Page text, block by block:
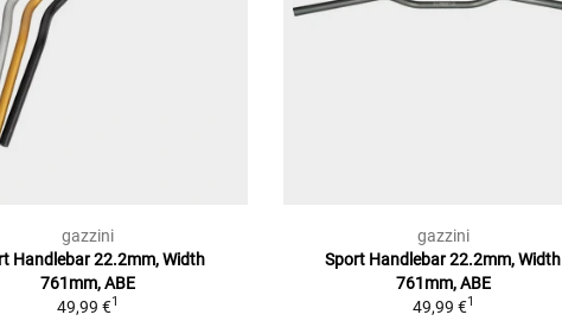
gazzini
Handlebar 22.2mm, Width
761mm, ABE
49,99 €1
gazzini
Sport Handlebar 22.2mm, Width
761mm, ABE
49,99 €1